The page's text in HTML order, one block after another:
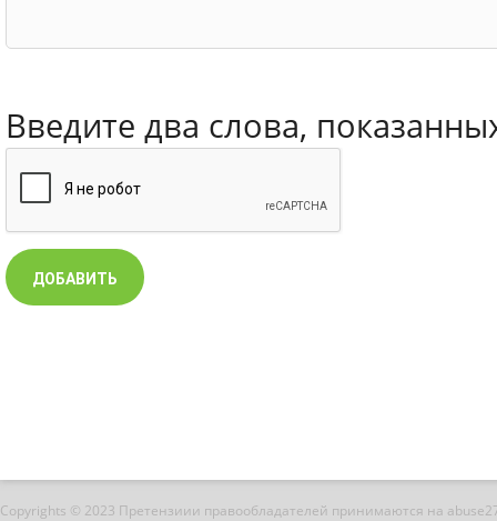
Введите два слова,
Copyrights © 2023 Претензиии правообладателей принимаются на